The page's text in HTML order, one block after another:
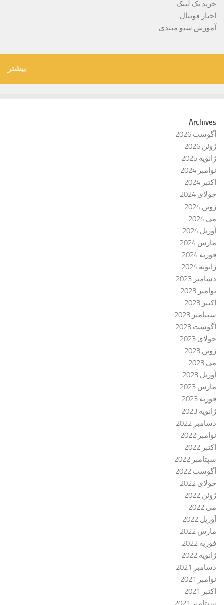
خرید بک لینک
اخبار فوتبال
آموزش سئو مبتدی
بیشتر
Archives
آگوست 2026
ژوئن 2026
ژانویه 2025
نوامبر 2024
اکتبر 2024
جولای 2024
ژوئن 2024
می 2024
آوریل 2024
مارس 2024
فوریه 2024
ژانویه 2024
دسامبر 2023
نوامبر 2023
اکتبر 2023
سپتامبر 2023
آگوست 2023
جولای 2023
ژوئن 2023
می 2023
آوریل 2023
مارس 2023
فوریه 2023
ژانویه 2023
دسامبر 2022
نوامبر 2022
اکتبر 2022
سپتامبر 2022
آگوست 2022
جولای 2022
ژوئن 2022
می 2022
آوریل 2022
مارس 2022
فوریه 2022
ژانویه 2022
دسامبر 2021
نوامبر 2021
اکتبر 2021